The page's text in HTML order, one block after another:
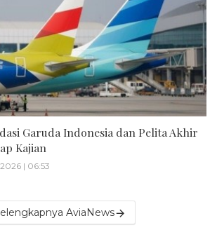
Garuda Indonesia dan Pelita Akhir
Kajian
| 06:53
AviaNews